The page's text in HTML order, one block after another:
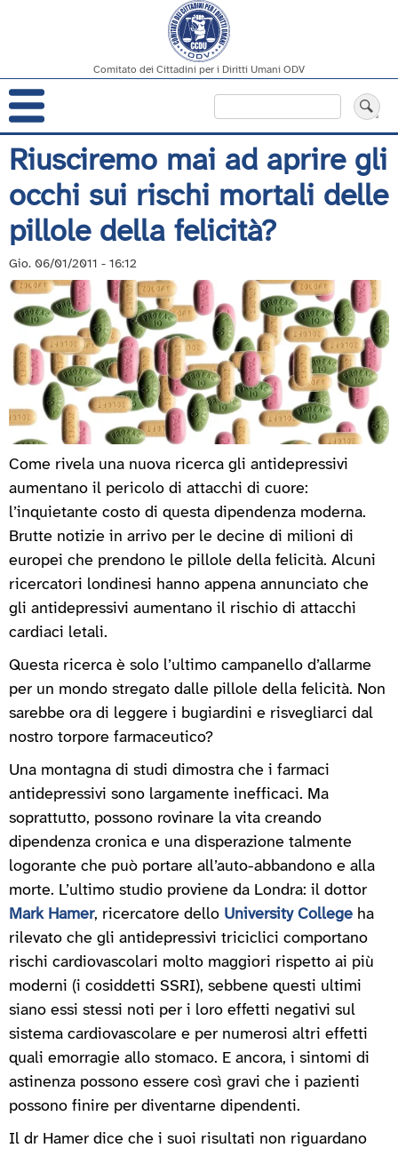
Salta
al
contenuto
principale
Comitato dei Cittadini per i Diritti Umani ODV
Navigazione
principale
Riusciremo mai ad aprire gli
occhi sui rischi mortali delle
pillole della felicità?
Gio. 06/01/2011 - 16:12
Come rivela una nuova ricerca gli antidepressivi
aumentano il pericolo di attacchi di cuore:
l’inquietante costo di questa dipendenza moderna.
Brutte notizie in arrivo per le decine di milioni di
europei che prendono le pillole della felicità. Alcuni
ricercatori londinesi hanno appena annunciato che
gli antidepressivi aumentano il rischio di attacchi
cardiaci letali.
Questa ricerca è solo l’ultimo campanello d’allarme
per un mondo stregato dalle pillole della felicità. Non
sarebbe ora di leggere i bugiardini e risvegliarci dal
nostro torpore farmaceutico?
Una montagna di studi dimostra che i farmaci
antidepressivi sono largamente inefficaci. Ma
soprattutto, possono rovinare la vita creando
dipendenza cronica e una disperazione talmente
logorante che può portare all’auto-abbandono e alla
morte. L’ultimo studio proviene da Londra: il dottor
Mark Hamer, ricercatore dello University College ha
rilevato che gli antidepressivi triciclici comportano
rischi cardiovascolari molto maggiori rispetto ai più
moderni (i cosiddetti SSRI), sebbene questi ultimi
siano essi stessi noti per i loro effetti negativi sul
sistema cardiovascolare e per numerosi altri effetti
quali emorragie allo stomaco. E ancora, i sintomi di
astinenza possono essere così gravi che i pazienti
possono finire per diventarne dipendenti.
Il dr Hamer dice che i suoi risultati non riguardano